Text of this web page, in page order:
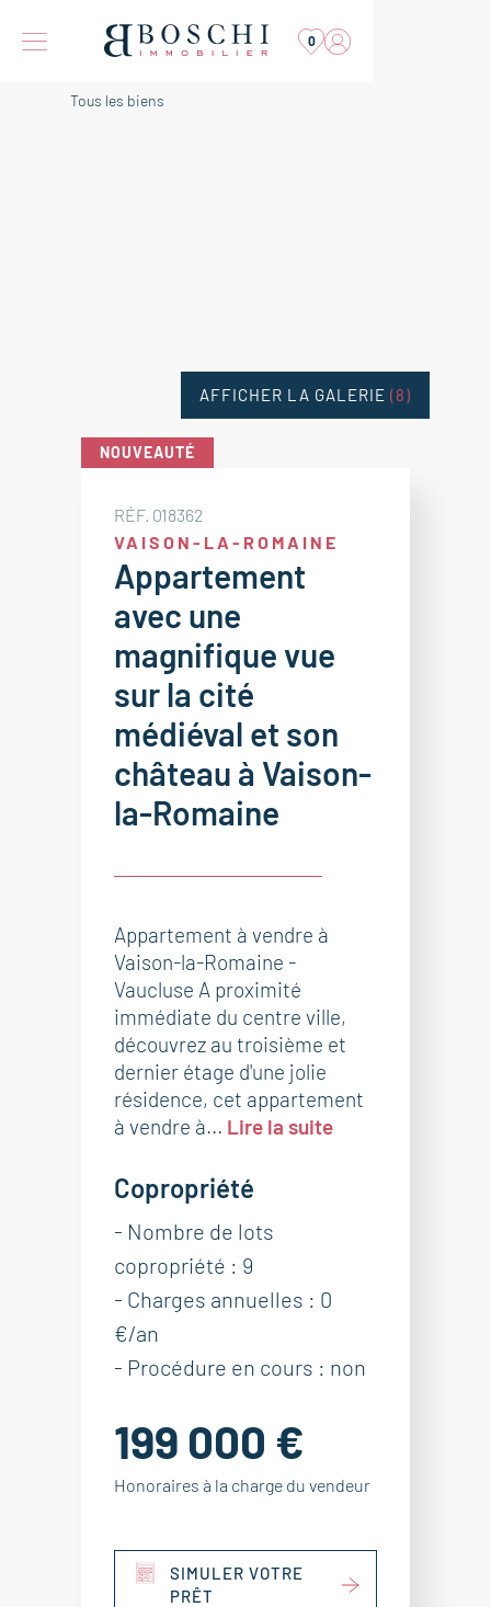
0
Tous les biens
NOUVEAUTÉ
RÉF. 018362
VAISON-LA-ROMAINE
Appartement
avec une
magnifique vue
sur la cité
médiéval et son
château à Vaison-
la-Romaine
Appartement à vendre à
Vaison-la-Romaine -
Vaucluse A proximité
immédiate du centre ville,
découvrez au troisième et
dernier étage d'une jolie
résidence, cet appartement
à vendre à... Lire la suite
Copropriété
- Nombre de lots
copropriété : 9
- Charges annuelles : 0
€/an
- Procédure en cours : non
199 000 €
Honoraires à la charge du vendeur
SIMULER VOTRE
PRÊT
AFFICHER LA GALERIE (8)